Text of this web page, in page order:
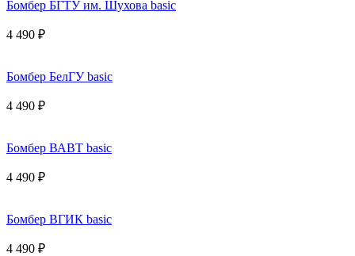
Бомбер БГТУ им. Шухова basic
4 490 ₽
Бомбер БелГУ basic
4 490 ₽
Бомбер ВАВТ basic
4 490 ₽
Бомбер ВГИК basic
4 490 ₽